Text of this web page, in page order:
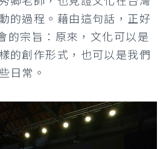
的過程。藉由這句話，正好
的宗旨：原來，文化可以是
的創作形式，也可以是我們
日常。